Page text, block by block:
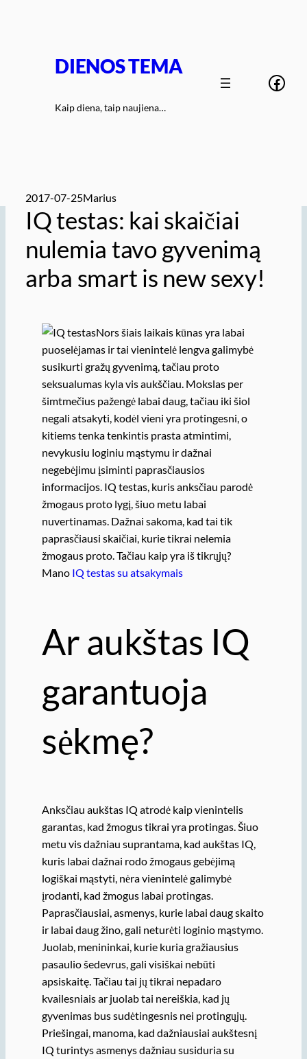
DIENOS TEMA
Kaip diena, taip naujiena…
2017-07-25Marius
IQ testas: kai skaičiai
nulemia tavo gyvenimą
arba smart is new sexy!
Nors šiais laikais kūnas yra labai
puoselėjamas ir tai vienintelė lengva galimybė
susikurti gražų gyvenimą, tačiau proto
seksualumas kyla vis aukščiau. Mokslas per
šimtmečius pažengė labai daug, tačiau iki šiol
negali atsakyti, kodėl vieni yra protingesni, o
kitiems tenka tenkintis prasta atmintimi,
nevykusiu loginiu mąstymu ir dažnai
negebėjimu įsiminti paprasčiausios
informacijos. IQ testas, kuris anksčiau parodė
žmogaus proto lygį, šiuo metu labai
nuvertinamas. Dažnai sakoma, kad tai tik
paprasčiausi skaičiai, kurie tikrai nelemia
žmogaus proto. Tačiau kaip yra iš tikrųjų?
Mano IQ testas su atsakymais
Ar aukštas IQ
garantuoja
sėkmę?
Anksčiau aukštas IQ atrodė kaip vienintelis
garantas, kad žmogus tikrai yra protingas. Šiuo
metu vis dažniau suprantama, kad aukštas IQ,
kuris labai dažnai rodo žmogaus gebėjimą
logiškai mąstyti, nėra vienintelė galimybė
įrodanti, kad žmogus labai protingas.
Paprasčiausiai, asmenys, kurie labai daug skaito
ir labai daug žino, gali neturėti loginio mąstymo.
Juolab, menininkai, kurie kuria gražiausius
pasaulio šedevrus, gali visiškai nebūti
apsiskaitę. Tačiau tai jų tikrai nepadaro
kvailesniais ar juolab tai nereiškia, kad jų
gyvenimas bus sudėtingesnis nei protingųjų.
Priešingai, manoma, kad dažniausiai aukštesnį
IQ turintys asmenys dažniau susiduria su